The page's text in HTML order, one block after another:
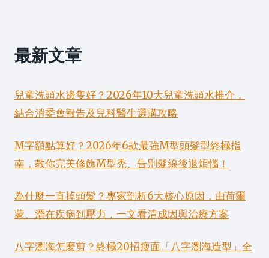
最新文章
兒童洗頭水邊隻好？2026年10大兒童洗頭水推介，
結合消委會報告及兒科醫生選購攻略
M字額點算好？2026年6款最強M型頭髮型終極指
南，教你完美修飾M型禿、告別髮線後退煩惱！
為什麼一直掉頭髮？專家剖析6大核心原因，由荷爾
蒙、潛在疾病到壓力，一文看清成因與治療方案
八字瀏海怎麼剪？終極20招瘦面「八字瀏海造型」全